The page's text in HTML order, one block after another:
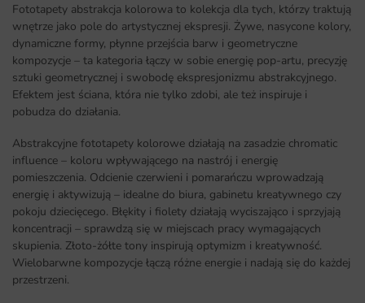
Fototapety abstrakcja kolorowa to kolekcja dla tych, którzy traktują
wnętrze jako pole do artystycznej ekspresji. Żywe, nasycone kolory,
dynamiczne formy, płynne przejścia barw i geometryczne
kompozycje – ta kategoria łączy w sobie energię pop-artu, precyzję
sztuki geometrycznej i swobodę ekspresjonizmu abstrakcyjnego.
Efektem jest ściana, która nie tylko zdobi, ale też inspiruje i
pobudza do działania.
Abstrakcyjne fototapety kolorowe działają na zasadzie chromatic
influence – koloru wpływającego na nastrój i energię
pomieszczenia. Odcienie czerwieni i pomarańczu wprowadzają
energię i aktywizują – idealne do biura, gabinetu kreatywnego czy
pokoju dziecięcego. Błękity i fiolety działają wyciszająco i sprzyjają
koncentracji – sprawdzą się w miejscach pracy wymagających
skupienia. Złoto-żółte tony inspirują optymizm i kreatywność.
Wielobarwne kompozycje łączą różne energie i nadają się do każdej
przestrzeni.